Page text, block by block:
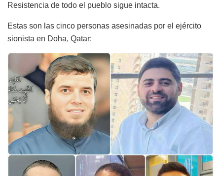
Resistencia de todo el pueblo sigue intacta.
Estas son las cinco personas asesinadas por el ejército
sionista en Doha, Qatar: